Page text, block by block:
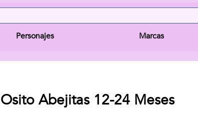
Personajes Marcas
Osito Abejitas 12-24 Meses